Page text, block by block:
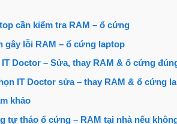
cần kiểm tra RAM – ổ cứng
gây lỗi RAM – ổ cứng laptop
Doctor – Sửa, thay RAM & ổ cứng
IT Doctor sửa – thay RAM & ổ cứng
khảo
tự tháo ổ cứng – RAM tại nhà nếu